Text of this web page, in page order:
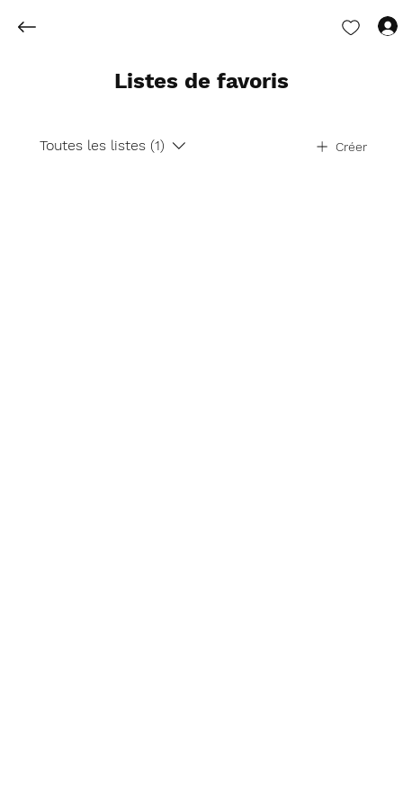
Toutes les listes (1) Créer
Listes de favoris